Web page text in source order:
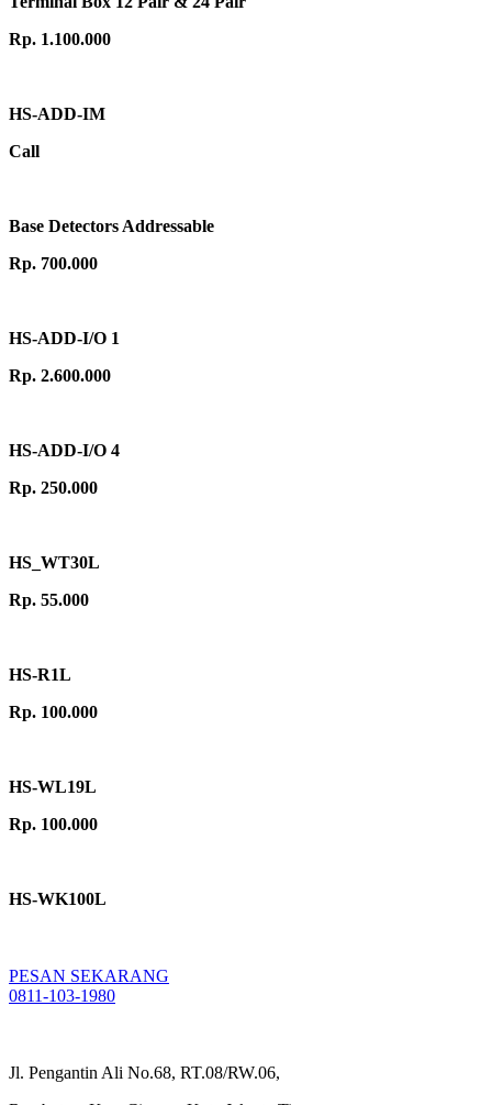
Rp. 1.100.000
HS-ADD-IM
Call
Base Detectors Addressable
Rp. 700.000
HS-ADD-I/O 1
Rp. 2.600.000
HS-ADD-I/O 4
Rp. 250.000
HS_WT30L
Rp. 55.000
HS-R1L
Rp. 100.000
HS-WL19L
Rp. 100.000
HS-WK100L
PESAN SEKARANG
0811-103-1980
Jl. Pengantin Ali No.68, RT.08/RW.06,